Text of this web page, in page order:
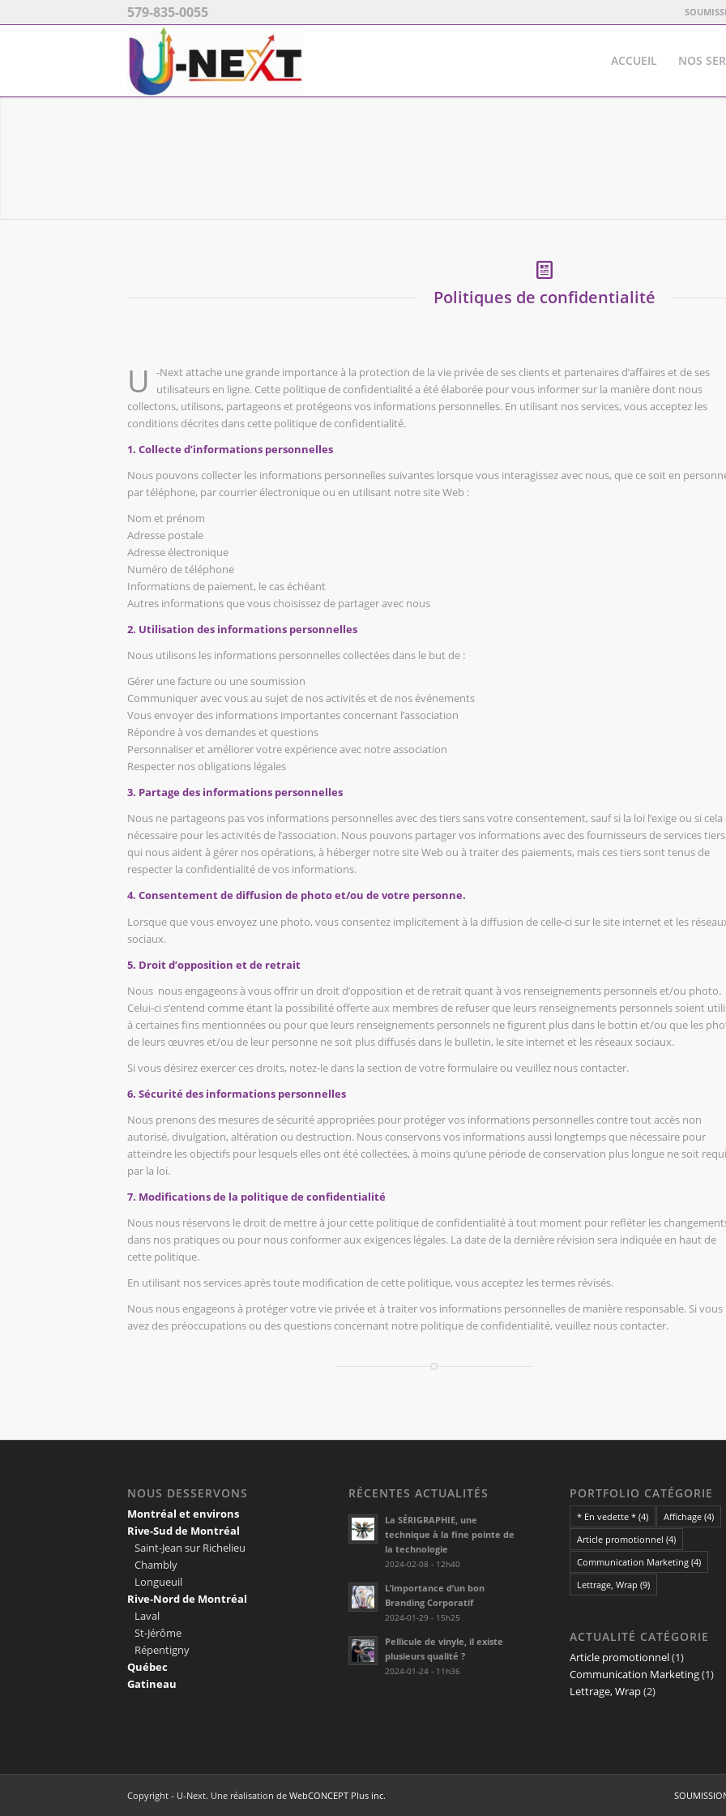
579-835-0055
ACCUEIL NOS
Politiques de confidentialité
U
-Next attache une grande importance à la protection de la vie privée de ses clients et partenaires d’affaires et de ses
utilisateurs en ligne. Cette politique de confidentialité a été élaborée pour vous informer sur la manière dont nous
collectons, utilisons, partageons et protégeons vos informations personnelles. En utilisant nos services, vous acceptez les
conditions décrites dans cette politique de confidentialité.
1. Collecte d’informations personnelles
Nous pouvons collecter les informations personnelles suivantes lorsque vous interagissez avec nous, que ce soit en
par téléphone, par courrier électronique ou en utilisant notre site Web :
Nom et prénom
Adresse postale
Adresse électronique
Numéro de téléphone
Informations de paiement, le cas échéant
Autres informations que vous choisissez de partager avec nous
2. Utilisation des informations personnelles
Nous utilisons les informations personnelles collectées dans le but de :
Gérer une facture ou une soumission
Communiquer avec vous au sujet de nos activités et de nos événements
Vous envoyer des informations importantes concernant l’association
Répondre à vos demandes et questions
Personnaliser et améliorer votre expérience avec notre association
Respecter nos obligations légales
3. Partage des informations personnelles
Nous ne partageons pas vos informations personnelles avec des tiers sans votre consentement, sauf si la loi l’exige ou si cela
nécessaire pour les activités de l’association. Nous pouvons partager vos informations avec des fournisseurs de services tiers
qui nous aident à gérer nos opérations, à héberger notre site Web ou à traiter des paiements, mais ces tiers sont tenus de
respecter la confidentialité de vos informations.
4. Consentement de diffusion de photo et/ou de votre personne.
Lorsque que vous envoyez une photo, vous consentez implicitement à la diffusion de celle-ci sur le site internet et les
sociaux.
5. Droit d’opposition et de retrait
Nous nous engageons à vous offrir un droit d’opposition et de retrait quant à vos renseignements personnels et/ou photo.
Celui-ci s’entend comme étant la possibilité offerte aux membres de refuser que leurs renseignements personnels soient
à certaines fins mentionnées ou pour que leurs renseignements personnels ne figurent plus dans le bottin et/ou que les
de leurs œuvres et/ou de leur personne ne soit plus diffusés dans le bulletin, le site internet et les réseaux sociaux.
Si vous désirez exercer ces droits, notez-le dans la section de votre formulaire ou veuillez nous contacter.
6. Sécurité des informations personnelles
Nous prenons des mesures de sécurité appropriées pour protéger vos informations personnelles contre tout accès non
autorisé, divulgation, altération ou destruction. Nous conservons vos informations aussi longtemps que nécessaire pour
atteindre les objectifs pour lesquels elles ont été collectées, à moins qu’une période de conservation plus longue ne soit
par la loi.
7. Modifications de la politique de confidentialité
Nous nous réservons le droit de mettre à jour cette politique de confidentialité à tout moment pour refléter les
dans nos pratiques ou pour nous conformer aux exigences légales. La date de la dernière révision sera indiquée en haut de
cette politique.
En utilisant nos services après toute modification de cette politique, vous acceptez les termes révisés.
Nous nous engageons à protéger votre vie privée et à traiter vos informations personnelles de manière responsable. Si vous
avez des préoccupations ou des questions concernant notre politique de confidentialité, veuillez nous contacter.
NOUS DESSERVONS
Montréal et environs
Rive-Sud de Montréal
Saint-Jean sur Richelieu
Chambly
Longueuil
Rive-Nord de Montréal
Laval
St-Jérôme
Répentigny
Québec
Gatineau
RÉCENTES ACTUALITÉS
La SÉRIGRAPHIE, une
technique à la fine pointe de
la technologie
2024-02-08 - 12h40
L’importance d’un bon
Branding Corporatif
2024-01-29 - 15h25
Pellicule de vinyle, il existe
plusieurs qualité ?
2024-01-24 - 11h36
PORTFOLIO CATÉGORIE
* En vedette *(4) Affichage(4)
Article promotionnel (4)
Communication Marketing(4)
Lettrage, Wrap (9)
ACTUALITÉ CATÉGORIE
Article promotionnel(1)
Communication Marketing(1)
Lettrage, Wrap(2)
Copyright - U-Next. Une réalisation de WebCONCEPT Plus inc.